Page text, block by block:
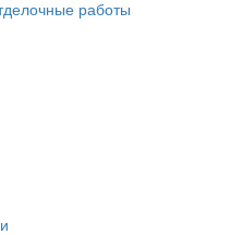
работы